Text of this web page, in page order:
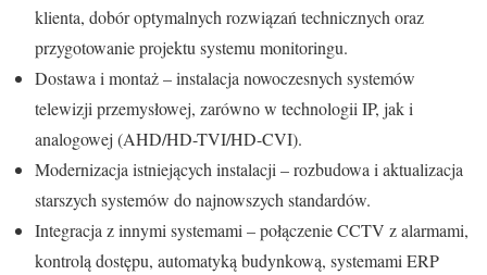
klienta, dobór optymalnych rozwiązań technicznych oraz
przygotowanie projektu systemu monitoringu.
Dostawa i montaż – instalacja nowoczesnych systemów
telewizji przemysłowej, zarówno w technologii IP, jak i
analogowej (AHD/HD-TVI/HD-CVI).
Modernizacja istniejących instalacji – rozbudowa i aktualizacja
starszych systemów do najnowszych standardów.
Integracja z innymi systemami – połączenie CCTV z alarmami,
kontrolą dostępu, automatyką budynkową, systemami ERP